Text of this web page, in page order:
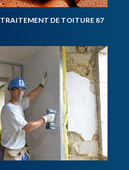
TRAITEMENT DE TOITURE 87